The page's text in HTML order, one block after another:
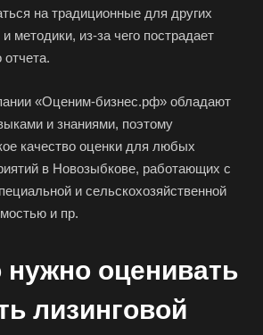
на традиционные для других
методики, из-за чего пострадает
отчета.
«Оценим-бизнес.рф» обладают
и знаниями, поэтому
качество оценки для любых
в Новозыбкове, работающих с
и сельскохозяйственной
и пр.
нужно оценивать
лизинговой